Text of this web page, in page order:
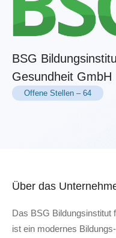
BSG
Gesundheit GmbH
Offene Stellen – 64
Über das
Das BSG Bildungsinstitut
ist ein modernes